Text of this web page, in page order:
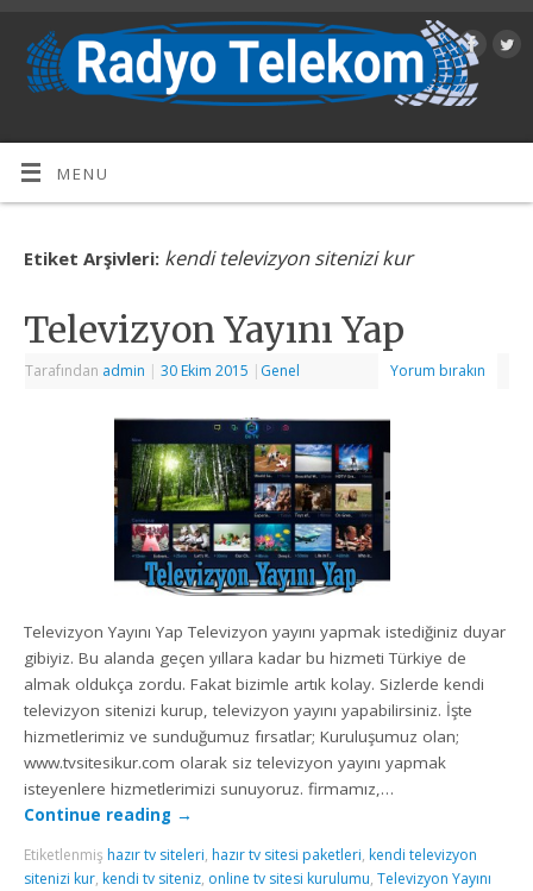
MENU
Etiket Arşivleri: kendi televizyon sitenizi kur
Televizyon Yayını Yap
Tarafından admin | 30 Ekim 2015 | Genel Yorum bırakın
Televizyon Yayını Yap Televizyon yayını yapmak istediğiniz duyar
gibiyiz. Bu alanda geçen yıllara kadar bu hizmeti Türkiye de
almak oldukça zordu. Fakat bizimle artık kolay. Sizlerde kendi
televizyon sitenizi kurup, televizyon yayını yapabilirsiniz. İşte
hizmetlerimiz ve sunduğumuz fırsatlar; Kuruluşumuz olan;
www.tvsitesikur.com olarak siz televizyon yayını yapmak
isteyenlere hizmetlerimizi sunuyoruz. firmamız,…
Continue reading →
Etiketlenmiş hazır tv siteleri, hazır tv sitesi paketleri, kendi televizyon
sitenizi kur, kendi tv siteniz, online tv sitesi kurulumu,Televizyon Yayını